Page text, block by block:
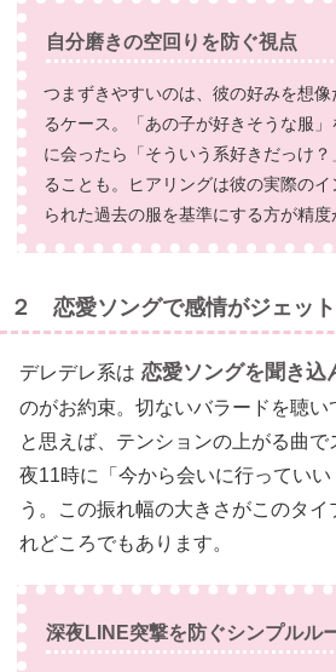
自分磨きの空回りを防ぐ視点
つまずきやすいのは、彼の好みを想
るケース。「あの子が好きそうな服
に会ったら「そういう系好きだっけ
ることも。ヒアリングは彼の実際の
られた過去の服を基準にする方が精度
２ 恋愛ソングで感情がジェッ
デレデレ系は 恋愛ソングを聞き込
のがお約束。切ないバラードを聴い
と思えば、テンションの上がる曲で
夜11時に「今から会いに行っていい
う。この振れ幅の大きさがこのタ
れどころでもあります。
深夜LINE突撃を防ぐシンプルル